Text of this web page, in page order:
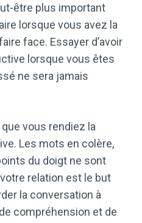
être plus important
lorsque vous avez la
face. Essayer d’avoir
lorsque vous êtes
ne sera jamais
vous rendiez la
Les mots en colère,
du doigt ne sont
relation est le but
la conversation à
de compréhension et de